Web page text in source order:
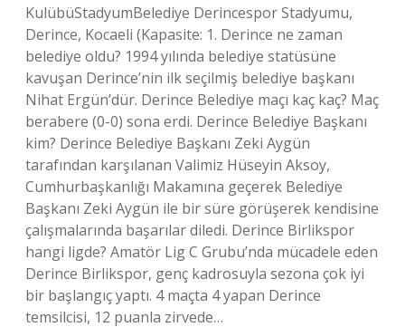
KulübüStadyumBelediye Derincespor Stadyumu,
Derince, Kocaeli (Kapasite: 1. Derince ne zaman
belediye oldu? 1994 yılında belediye statüsüne
kavuşan Derince’nin ilk seçilmiş belediye başkanı
Nihat Ergün’dür. Derince Belediye maçı kaç kaç? Maç
berabere (0-0) sona erdi. Derince Belediye Başkanı
kim? Derince Belediye Başkanı Zeki Aygün
tarafından karşılanan Valimiz Hüseyin Aksoy,
Cumhurbaşkanlığı Makamına geçerek Belediye
Başkanı Zeki Aygün ile bir süre görüşerek kendisine
çalışmalarında başarılar diledi. Derince Birlikspor
hangi ligde? Amatör Lig C Grubu’nda mücadele eden
Derince Birlikspor, genç kadrosuyla sezona çok iyi
bir başlangıç ​​yaptı. 4 maçta 4 yapan Derince
temsilcisi, 12 puanla zirvede…